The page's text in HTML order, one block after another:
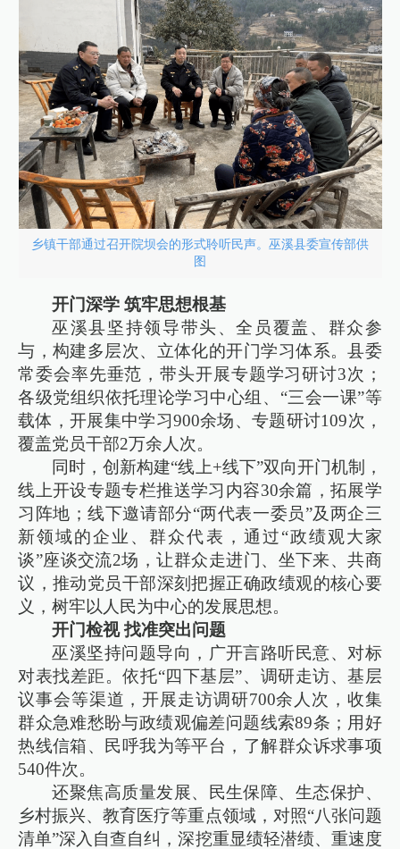
乡镇干部通过召开院坝会的形式聆听民声。巫溪县委宣传部供
图
开门深学 筑牢思想根基
巫溪县坚持领导带头、全员覆盖、群众参
与，构建多层次、立体化的开门学习体系。县委
常委会率先垂范，带头开展专题学习研讨3次；
各级党组织依托理论学习中心组、“三会一课”等
载体，开展集中学习900余场、专题研讨109次，
覆盖党员干部2万余人次。
同时，创新构建“线上+线下”双向开门机制，
线上开设专题专栏推送学习内容30余篇，拓展学
习阵地；线下邀请部分“两代表一委员”及两企三
新领域的企业、群众代表，通过“政绩观大家
谈”座谈交流2场，让群众走进门、坐下来、共商
议，推动党员干部深刻把握正确政绩观的核心要
义，树牢以人民为中心的发展思想。
开门检视 找准突出问题
巫溪坚持问题导向，广开言路听民意、对标
对表找差距。依托“四下基层”、调研走访、基层
议事会等渠道，开展走访调研700余人次，收集
群众急难愁盼与政绩观偏差问题线索89条；用好
热线信箱、民呼我为等平台，了解群众诉求事项
540件次。
还聚焦高质量发展、民生保障、生态保护、
乡村振兴、教育医疗等重点领域，对照“八张问题
清单”深入自查自纠，深挖重显绩轻潜绩、重速度